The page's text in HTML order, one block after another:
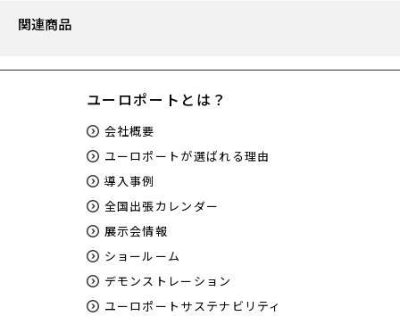
関連商品
ユーロポートとは？
会社概要
ユーロポートが選ばれる理由
導入事例
全国出張カレンダー
展示会情報
ショールーム
デモンストレーション
ユーロポートサステナビリティ